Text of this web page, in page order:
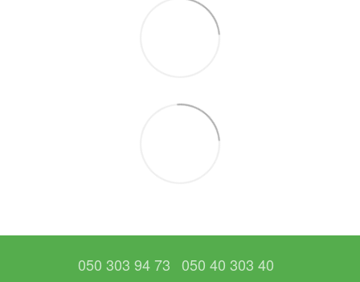
050 303 94 73 050 40 303 40